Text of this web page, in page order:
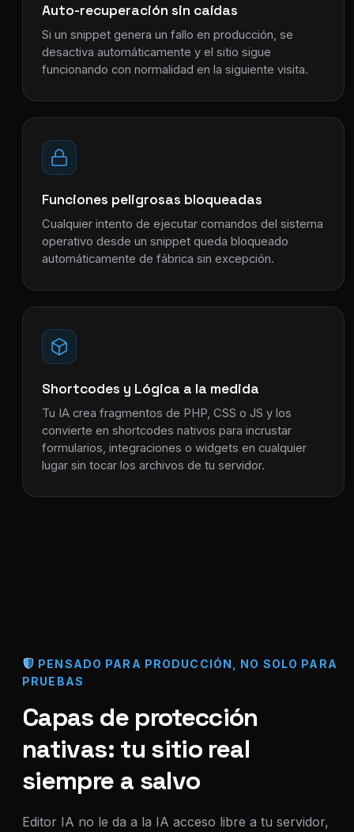
Auto-recuperación sin caídas
Si un snippet genera un fallo en producción, se
desactiva automáticamente y el sitio sigue
funcionando con normalidad en la siguiente visita.
Funciones peligrosas bloqueadas
Cualquier intento de ejecutar comandos del sistema
operativo desde un snippet queda bloqueado
automáticamente de fábrica sin excepción.
Shortcodes y Lógica a la medida
Tu IA crea fragmentos de PHP, CSS o JS y los
convierte en shortcodes nativos para incrustar
formularios, integraciones o widgets en cualquier
lugar sin tocar los archivos de tu servidor.
PENSADO PARA PRODUCCIÓN, NO SOLO PARA
PRUEBAS
Capas de protección
nativas: tu sitio real
siempre a salvo
Editor IA no le da a la IA acceso libre a tu servidor,